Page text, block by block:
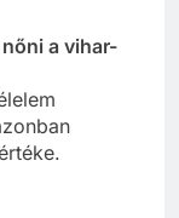
a vihar-